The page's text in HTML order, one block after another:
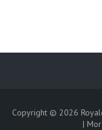
Copyright © 2026
|